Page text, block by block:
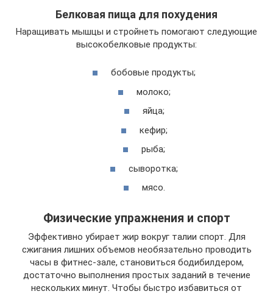
Белковая пища для похудения
Наращивать мышцы и стройнеть помогают следующие
высокобелковые продукты:
бобовые продукты;
молоко;
яйца;
кефир;
рыба;
сыворотка;
мясо.
Физические упражнения и спорт
Эффективно убирает жир вокруг талии спорт. Для
сжигания лишних объемов необязательно проводить
часы в фитнес-зале, становиться бодибилдером,
достаточно выполнения простых заданий в течение
нескольких минут. Чтобы быстро избавиться от